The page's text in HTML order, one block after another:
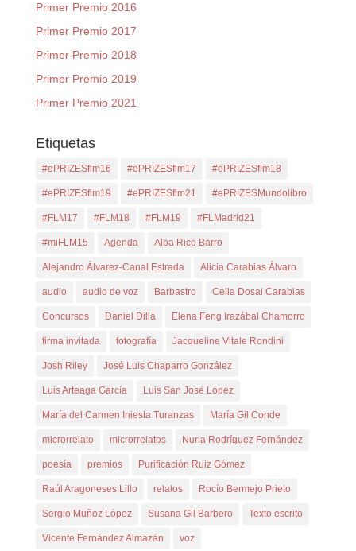
Primer Premio 2016
Primer Premio 2017
Primer Premio 2018
Primer Premio 2019
Primer Premio 2021
Etiquetas
#ePRIZESflm16 #ePRIZESflm17 #ePRIZESflm18
#ePRIZESflm19 #ePRIZESflm21 #ePRIZESMundolibro
#FLM17 #FLM18 #FLM19 #FLMadrid21
#miFLM15 Agenda Alba Rico Barro
Alejandro Álvarez-Canal Estrada Alicia Carabias Álvaro
audio audio de voz Barbastro Celia Dosal Carabias
Concursos Daniel Dilla Elena Feng Irazábal Chamorro
firma invitada fotografía Jacqueline Vitale Rondini
Josh Riley José Luis Chaparro González
Luis Arteaga García Luis San José López
María del Carmen Iniesta Turanzas María Gil Conde
microrrelato microrrelatos Nuria Rodríguez Fernández
poesía premios Purificación Ruiz Gómez
Raúl Aragoneses Lillo relatos Rocío Bermejo Prieto
Sergio Muñoz López Susana Gil Barbero Texto escrito
Vicente Fernández Almazán voz